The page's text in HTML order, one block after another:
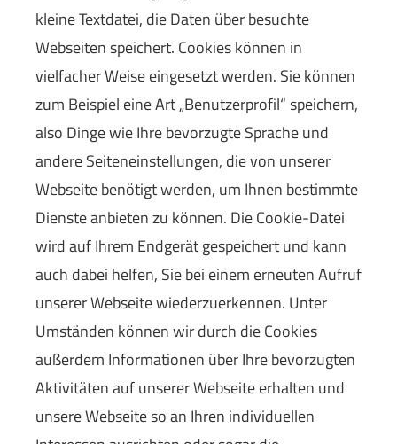
kleine Textdatei, die Daten über besuchte
Webseiten speichert. Cookies können in
vielfacher Weise eingesetzt werden. Sie können
zum Beispiel eine Art „Benutzerprofil“ speichern,
also Dinge wie Ihre bevorzugte Sprache und
andere Seiteneinstellungen, die von unserer
Webseite benötigt werden, um Ihnen bestimmte
Dienste anbieten zu können. Die Cookie-Datei
wird auf Ihrem Endgerät gespeichert und kann
auch dabei helfen, Sie bei einem erneuten Aufruf
unserer Webseite wiederzuerkennen. Unter
Umständen können wir durch die Cookies
außerdem Informationen über Ihre bevorzugten
Aktivitäten auf unserer Webseite erhalten und
unsere Webseite so an Ihren individuellen